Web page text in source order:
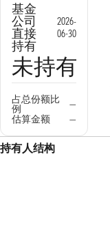
基金
公司
直接
持有
2026-
06-30
未持有
占总份额比
例
—
估算金额
—
持有人结构